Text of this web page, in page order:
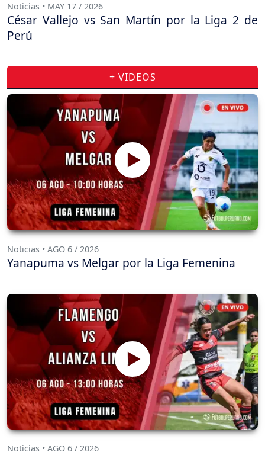
Noticias • MAY 17 / 2026
César Vallejo vs San Martín por la Liga 2 de
Perú
+ VIDEOS
Noticias • AGO 6 / 2026
Yanapuma vs Melgar por la Liga Femenina
Noticias • AGO 6 / 2026